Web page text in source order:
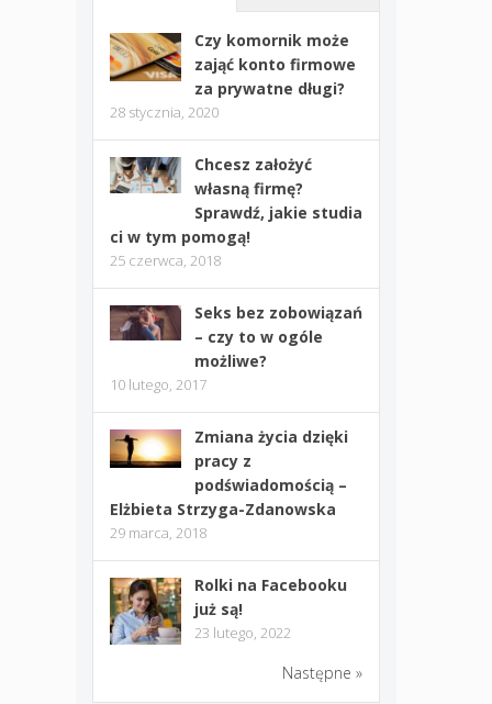
Czy komornik może
zająć konto firmowe
za prywatne długi?
28 stycznia, 2020
Chcesz założyć
własną firmę?
Sprawdź, jakie studia
ci w tym pomogą!
25 czerwca, 2018
Seks bez zobowiązań
– czy to w ogóle
możliwe?
10 lutego, 2017
Zmiana życia dzięki
pracy z
podświadomością –
Elżbieta Strzyga-Zdanowska
29 marca, 2018
Rolki na Facebooku
już są!
23 lutego, 2022
Następne »